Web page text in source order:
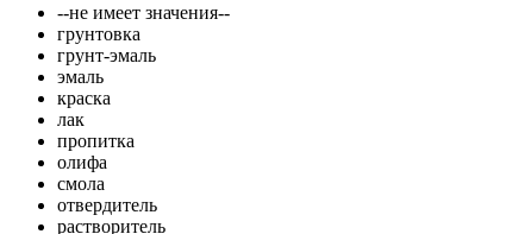
--не имеет значения--
грунтовка
грунт-эмаль
эмаль
краска
лак
пропитка
олифа
смола
отвердитель
растворитель